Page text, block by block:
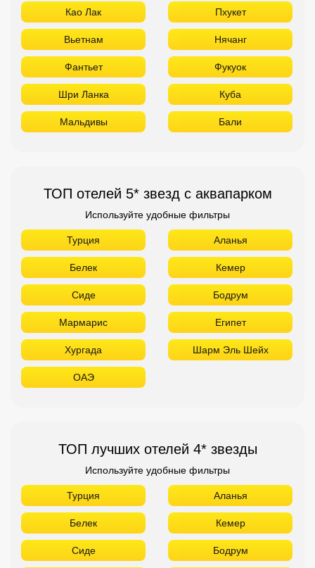
Као Лак Пхукет
Вьетнам Нячанг
Фантьет Фукуок
Шри Ланка Куба
Мальдивы Бали
ТОП отелей 5* звезд с аквапарком
Используйте удобные фильтры
Турция Аланья
Белек Кемер
Сиде Бодрум
Мармарис Египет
Хургада Шарм Эль Шейх
ОАЭ
ТОП лучших отелей 4* звезды
Используйте удобные фильтры
Турция Аланья
Белек Кемер
Сиде Бодрум